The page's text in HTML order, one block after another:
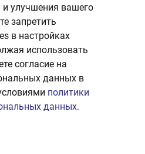
и улучшения вашего
запретить
в настройках
использовать
согласие на
данных в
политики
данных.